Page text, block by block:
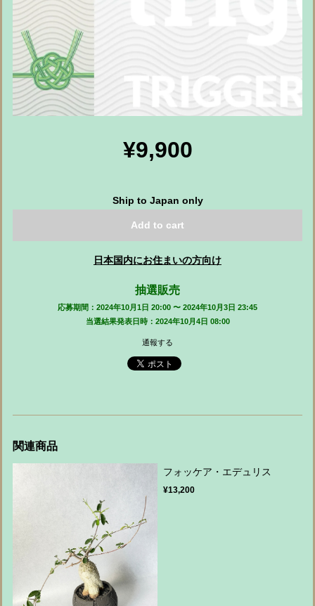
¥9,900
Ship to Japan only
Add to cart
日本国内にお住まいの方向け
抽選販売
応募期間：2024年10月1日 20:00 〜 2024年10月3日 23:45
当選結果発表日時：2024年10月4日 08:00
通報する
関連商品
フォッケア・エデュリス
¥13,200